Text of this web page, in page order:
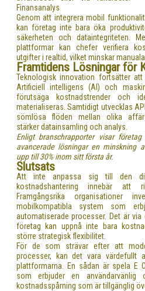
Finansanalys
Genom att integrera mobil
kan företag inte bara öka
säkerheten och dataintegriteten.
plattformar kan chefer verifiera
utgifter i realtid, vilket minskar
Framtidens Lösningar för
Teknologisk innovation fortsätter
Artificiell intelligens (AI) och
förutsäga kostnadstrender och
materialiseras. Samtidigt utvecklas
sömlösa flöden mellan olika
stärker datainsamling och analys.
Enligt branschrapporter visar
avancerade lösningar en minskning
upp till 30% inom sitt första år.
Slutsats
Att inte anpassa sig till den
kostnadshantering innebär
Framgångsrika organisationer
mobilkompatibla system som
automatiserade processer. Det är
företag kan uppnå inte bara
större strategisk flexibilitet.
För de som strävar efter att
processer, kan det vara värdefullt
plattformarna. En sådan är spela E
som erbjuder en
kostnadsspårning som är tillgänglig